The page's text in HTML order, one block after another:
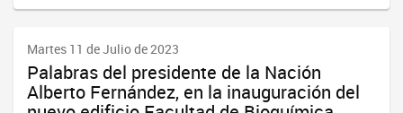
Martes 11 de Julio de 2023
Palabras del presidente de la Nación
Alberto Fernández, en la inauguración del